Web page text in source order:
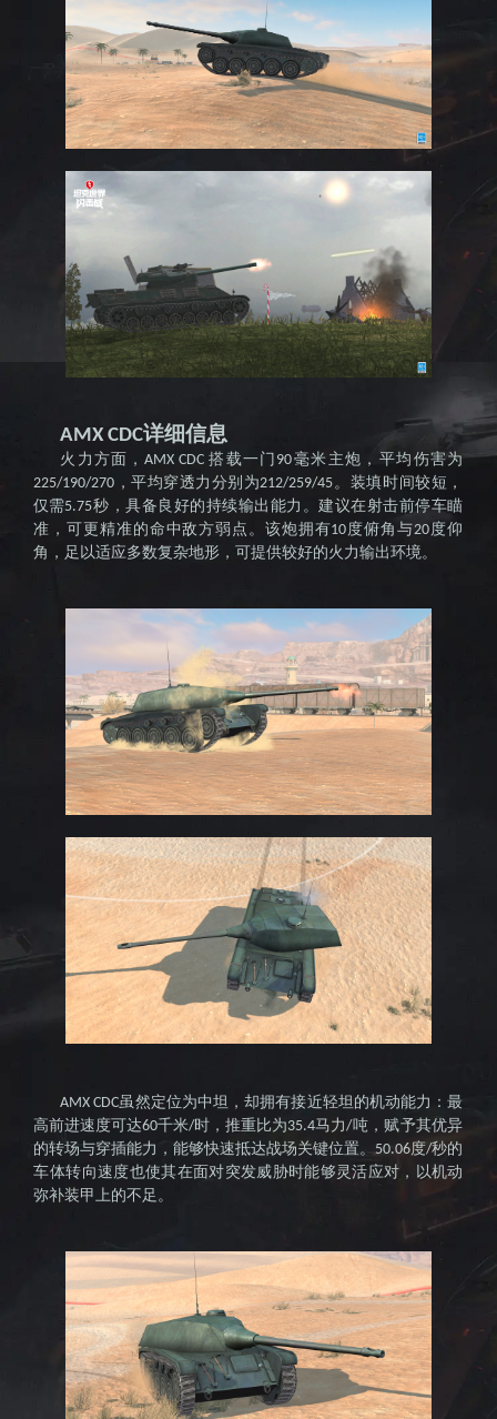
网--全球
知名坦
克竞技
之作
AMX CDC详细信息
火力方面，AMX CDC搭载一门 90毫米主炮，平均伤害为
225/190/270 ，平均穿透力分别为212/259/45。装填时间较短，
仅需5.75秒，具备良好的持续输出能力。建议在射击前停车瞄
准，可更精准的命中敌方弱点。该炮拥有10度俯角与20度仰
角，足以适应多数复杂地形，可提供较好的火力输出环境。
AMX CDC虽然定位为中坦，却拥有接近轻坦的机动能力：最
高前进速度可达60千米/时，推重比为35.4马力/吨，赋予其优异
的转场与穿插能力，能够快速抵达战场关键位置。50.06度/秒的
车体转向速度也使其在面对突发威胁时能够灵活应对，以机动
弥补装甲上的不足。